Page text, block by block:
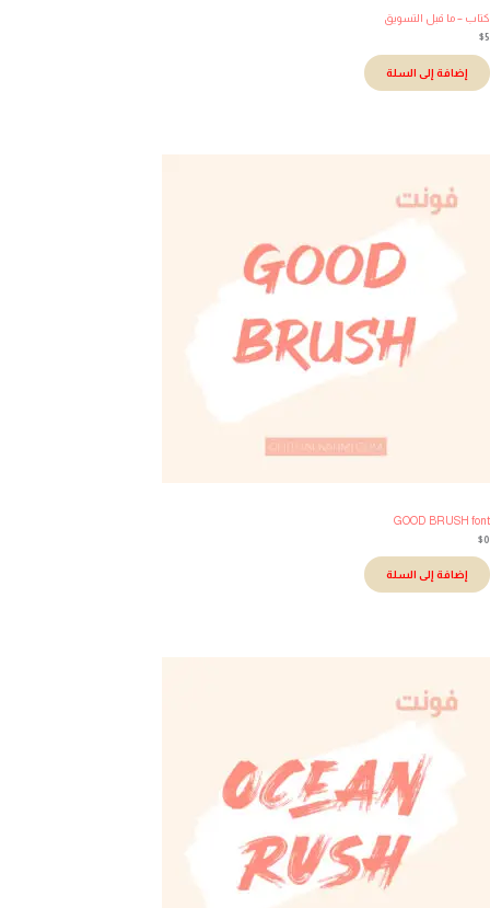
– ما قبل التسويق
إضافة إلى السلة
GOOD BRUSH
إضافة إلى السلة